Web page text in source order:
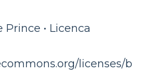
Prince • Licenca
licenses/b